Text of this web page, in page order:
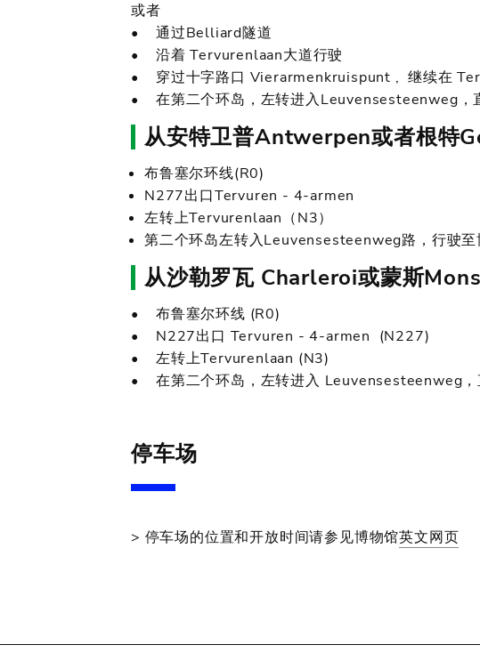
或者
• 通过Belliard隧道
• 沿着 Tervurenlaan大道行驶
• 穿过十字路口 Vierarmenkruispunt , 继续在
• 在第二个环岛，左转进入Leuvensesteenweg，
从安特卫普Antwerpen或者根特
布鲁塞尔环线(R0)
N277出口Tervuren - 4-armen
左转上Tervurenlaan（N3）
第二个环岛左转入Leuvensesteenweg路，行驶至
从沙勒罗瓦 Charleroi或蒙斯
• 布鲁塞尔环线 (R0)
• N227出口 Tervuren - 4-armen (N227)
• 左转上Tervurenlaan (N3)
• 在第二个环岛，左转进入 Leuvensesteenweg，
停车场
> 停车场的位置和开放时间请参见博物馆英文网页